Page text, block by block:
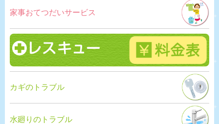
家事おてつだいサービス
カギのトラブル
水廻りのトラブル